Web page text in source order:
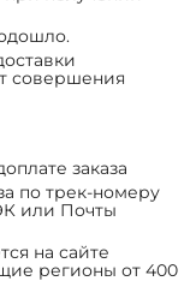
совершения
заказа
по трек-номеру
или Почты
на сайте
регионы от 400